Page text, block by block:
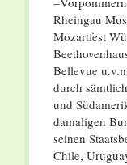
Rheingau
Mozartfest
Bellevue
durch
und
damaligen
seinen
Chile,